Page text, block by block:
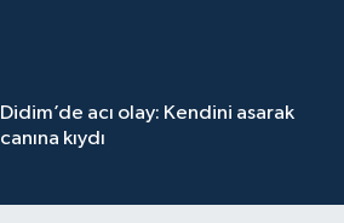
Didim’de acı olay: Kendini asarak
canına kıydı